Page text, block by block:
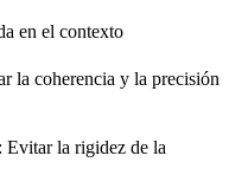
en el contexto
la coherencia y la precisión
Evitar la rigidez de la